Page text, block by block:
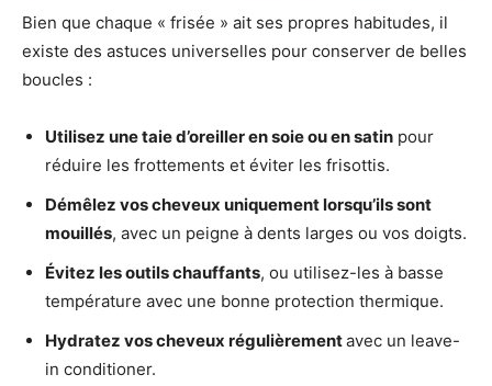
Bien que chaque « frisée » ait ses propres habitudes, il
existe des astuces universelles pour conserver de belles
boucles :
Utilisez une taie d’oreiller en soie ou en satin pour
réduire les frottements et éviter les frisottis.
Démêlez vos cheveux uniquement lorsqu’ils sont
mouillés, avec un peigne à dents larges ou vos doigts.
Évitez les outils chauffants, ou utilisez-les à basse
température avec une bonne protection thermique.
Hydratez vos cheveux régulièrementavec un leave-
in conditioner.